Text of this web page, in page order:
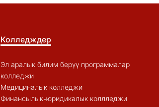
Колледждер
Эл аралык билим берүү программалар
колледжи
Медициналык колледжи
Финансылык-юридикалык коллледжи